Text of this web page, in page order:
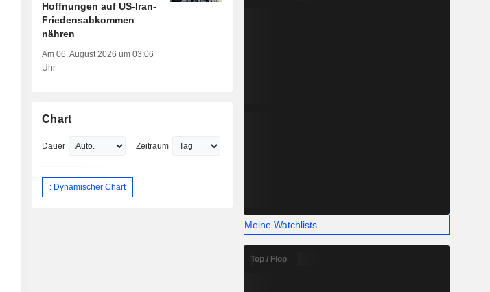
Hoffnungen auf US-Iran-
Friedensabkommen
nähren
Am 06. August 2026 um 03:06
Uhr
Chart
Dauer Zeitraum
: Dynamischer Chart
Meine Watchlists
Top / Flop